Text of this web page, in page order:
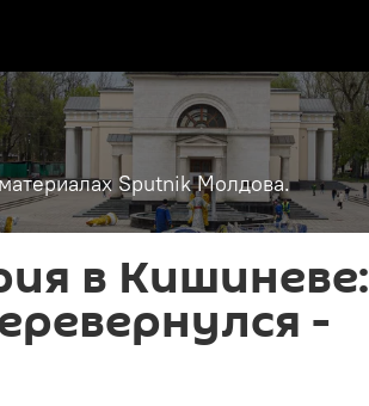
Sputnik Молдова.
в Кишиневе:
-